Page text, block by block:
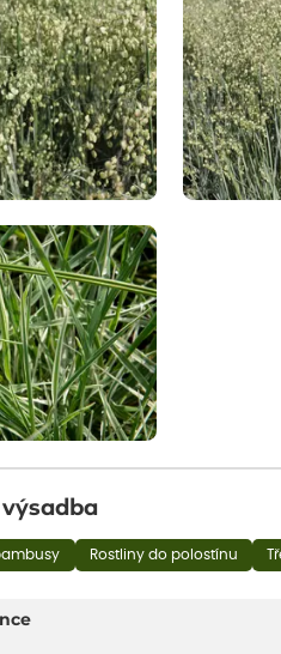
Rostliny do polostínu